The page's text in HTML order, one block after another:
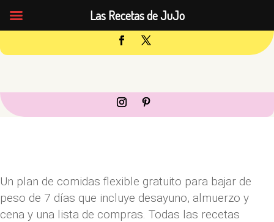
Un plan de comidas flexible gratuito para bajar de
peso de 7 días que incluye desayuno, almuerzo y
cena y una lista de compras. Todas las recetas
Las Recetas de JuJo